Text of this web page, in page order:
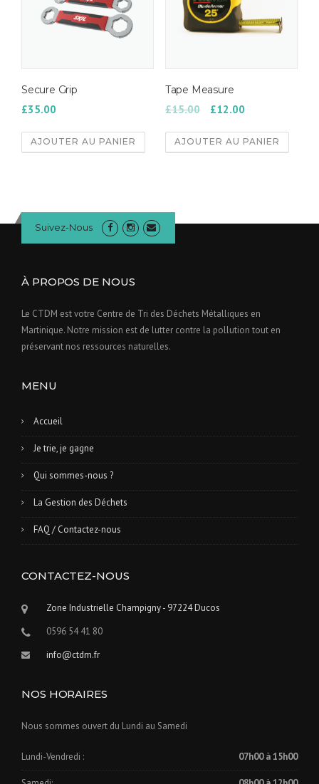
Secure Grip
£35.00
AJOUTER AU PANIER
Tape Measure
£15.00 £12.00
AJOUTER AU PANIER
Suivez-Nous
À PROPOS DE NOUS
Le CTDM est votre Centre de Tri des Déchets Métalliques en
Martinique. Notre mission est de lutter contre la pollution tout en
préservant nos ressources naturelles.
MENU
Accueil
Je trie, je gagne
Qui sommes-nous ?
La Gestion des Déchets
FAQ / Contactez-nous
CONTACTEZ-NOUS
Zone Industrielle Champigny - 97224 Ducos
0596 54 41 80
info@ctdm.fr
NOS HORAIRES
Nous sommes ouvert du Lundi au Samedi
Lundi-Vendredi : 07h00 à 15h00